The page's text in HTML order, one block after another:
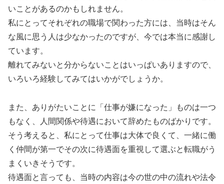
いことがあるのかもしれません。
私にとってそれぞれの職場で関わった方には、当時はそん
な風に思う人は少なかったのですが、今では本当に感謝し
ています。
離れてみないと分からないことはいっぱいありますので、
いろいろ経験してみてはいかがでしょうか。
また、ありがたいことに「仕事が嫌になった」ものは一つ
もなく、人間関係や待遇において辞めたものばかりです。
そう考えると、私にとって仕事は大体で良くて、一緒に働
く仲間が第一でその次に待遇面を重視して選ぶと転職がう
まくいきそうです。
待遇面と言っても、当時の内容は今の世の中の流れや法令